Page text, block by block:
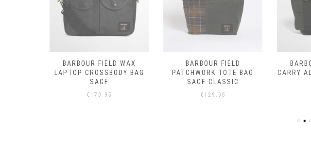
BARBOUR FIELD WAX
LAPTOP CROSSBODY BAG
SAGE
€ 179.95
BARBOUR FIELD
PATCHWORK TOTE BAG
SAGE CLASSIC
€ 129.95
CARRY